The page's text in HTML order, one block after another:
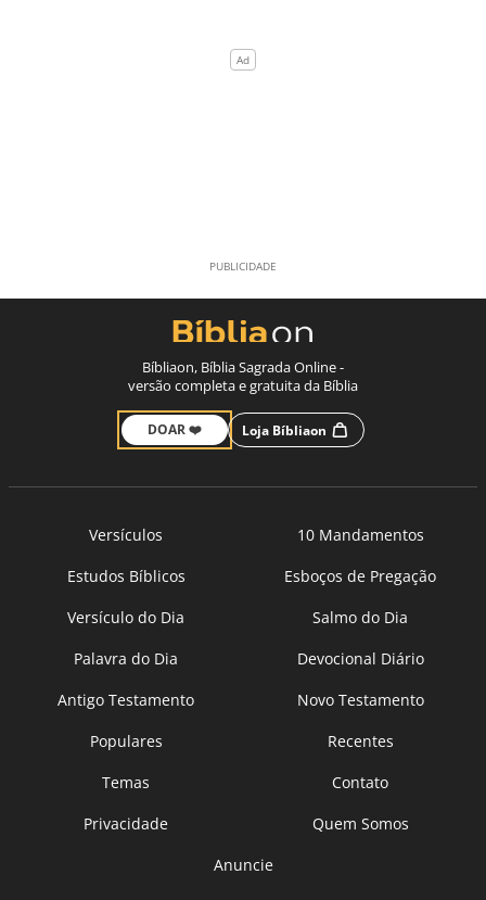
Bíbliaon, Bíblia Sagrada Online -
versão completa e gratuita da Bíblia
DOAR ❤️ Loja Bíbliaon
Versículos
10 Mandamentos
Estudos Bíblicos
Esboços de Pregação
Versículo do Dia
Salmo do Dia
Palavra do Dia
Devocional Diário
Antigo Testamento
Novo Testamento
Populares
Recentes
Temas
Contato
Privacidade
Quem Somos
Anuncie